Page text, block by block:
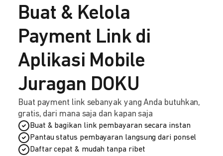
Buat & Kelola
Payment Link di
Aplikasi Mobile
Juragan DOKU
Buat payment link sebanyak yang Anda butuhkan,
gratis, dari mana saja dan kapan saja
Buat & bagikan link pembayaran secara instan
Pantau status pembayaran langsung dari ponsel
Daftar cepat & mudah tanpa ribet